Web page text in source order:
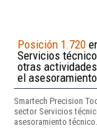
Posición 1.720
Servicios
otras
el
Smartech Precision
sector Servicios
asesoramiento técnico.